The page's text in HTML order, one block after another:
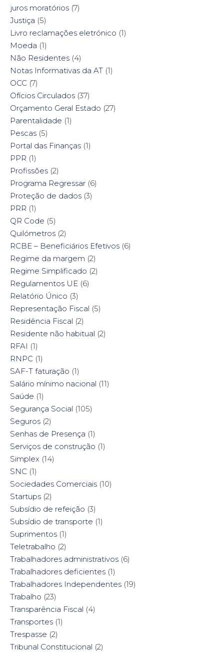
juros moratórios (7)
Justiça (5)
Livro reclamações eletrónico (1)
Moeda (1)
Não Residentes (4)
Notas Informativas da AT (1)
OCC (7)
Ofícios Circulados (37)
Orçamento Geral Estado (27)
Parentalidade (1)
Pescas (5)
Portal das Finanças (1)
PPR (1)
Profissões (2)
Programa Regressar (6)
Proteção de dados (3)
PRR (1)
QR Code (5)
Quilómetros (2)
RCBE – Beneficiários Efetivos (6)
Regime da margem (2)
Regime Simplificado (2)
Regulamentos UE (6)
Relatório Único (3)
Representação Fiscal (5)
Residência Fiscal (2)
Residente não habitual (2)
RFAI (1)
RNPC (1)
SAF-T faturação (1)
Salário mínimo nacional (11)
Saúde (1)
Segurança Social (105)
Seguros (2)
Senhas de Presença (1)
Serviços de construção (1)
Simplex (14)
SNC (1)
Sociedades Comerciais (10)
Startups (2)
Subsídio de refeição (3)
Subsídio de transporte (1)
Suprimentos (1)
Teletrabalho (2)
Trabalhadores administrativos (6)
Trabalhadores deficientes (1)
Trabalhadores Independentes (19)
Trabalho (23)
Transparência Fiscal (4)
Transportes (1)
Trespasse (2)
Tribunal Constitucional (2)